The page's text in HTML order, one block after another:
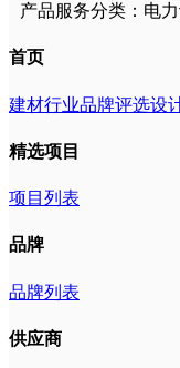
产品服务分类：电
首页
建材行业品牌评选设
精选项目
项目列表
品牌
品牌列表
供应商